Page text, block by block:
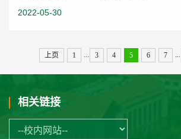
2022-05-30
上页 1 3 4 5 6 7
相关链接